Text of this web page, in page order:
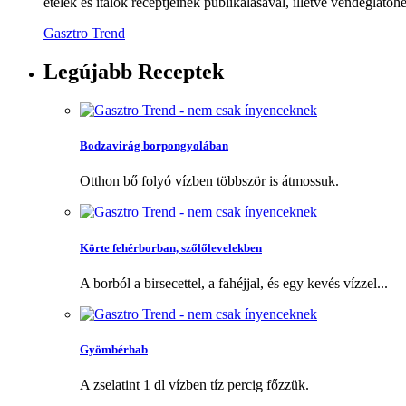
Gasztro Trend
Legújabb Receptek
Bodzavirág borpongyolában
Otthon bő folyó vízben többször is átmossuk.
Körte fehérborban, szőlőlevelekben
A borból a birsecettel, a fahéjjal, és egy kevés vízzel...
Gyömbérhab
A zselatint 1 dl vízben tíz percig főzzük.